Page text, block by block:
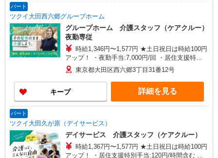
パート
ツクイ大田西六郷グループホーム
グループホーム 介護スタッフ（ケアクルー）
夜勤専従
時給1,346円〜1,577円 ★土日祝日は時給100円
アップ！ ・夜勤手当:7,000円/回 ・居住支援特別
手当:120円/時間含む ※給与幅は資格・経験等によ
る
東京都大田区西六郷3丁目31番12号
キープ 詳細を見る
パート
ツクイ大田久が原（デイサービス）
デイサービス 介護スタッフ（ケアクルー）
時給1,367円〜1,577円 ★土日祝日は時給100円
アップ！ ・居住支援特別手当:120円/時間含む ※